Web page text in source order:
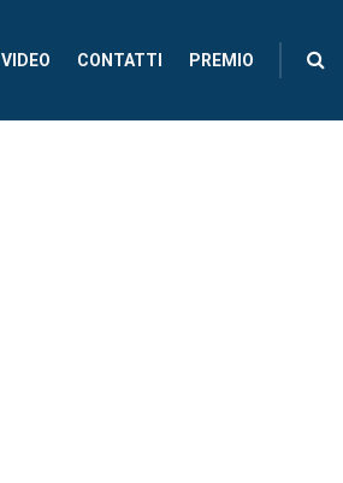
VIDEO CONTATTI PREMIO